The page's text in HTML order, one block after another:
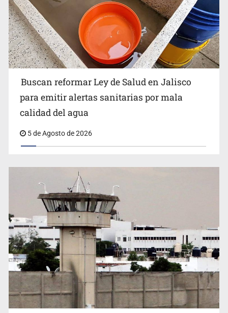
Citarían a Medrano si persiste falta de diálogo con
vecinos de Mirador San Isidro
Buscan reformar Ley de Salud en Jalisco
para emitir alertas sanitarias por mala
calidad del agua
5 de Agosto de 2026